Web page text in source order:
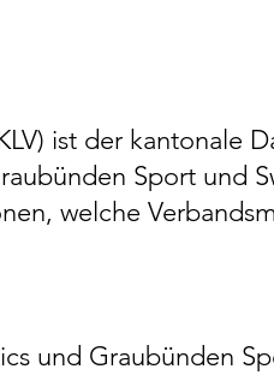
ist der kantonale
Sport und
welche
und Graubünden